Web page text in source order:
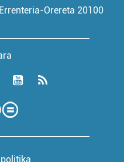
Orereta 20100